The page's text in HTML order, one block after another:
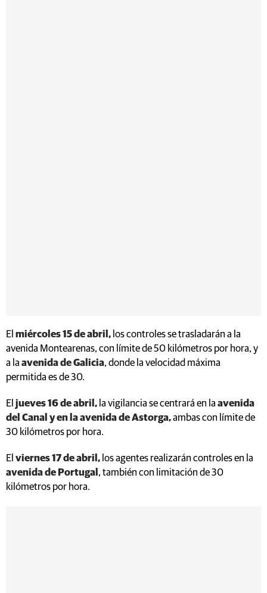
El miércoles 15 de abril, los controles se trasladarán a la
avenida Montearenas, con límite de 50 kilómetros por hora, y
a la avenida de Galicia, donde la velocidad máxima
permitida es de 30.
El jueves 16 de abril, la vigilancia se centrará en la avenida
del Canal y en la avenida de Astorga,ambas con límite de
30 kilómetros por hora.
El viernes 17 de abril, los agentes realizarán controles en la
avenida de Portugal , también con limitación de 30
kilómetros por hora.